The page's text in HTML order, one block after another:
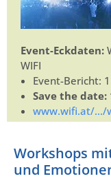
Event-Eckdaten:
WIFI
Event-Bericht:
Save the date:
www.wifi.at/…/
Workshops
und